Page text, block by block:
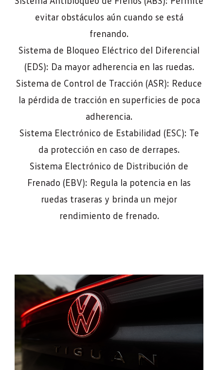
evitar obstáculos aún cuando se está
frenando.
Sistema de Bloqueo Eléctrico del Diferencial
(EDS): Da mayor adherencia en las ruedas.
Sistema de Control de Tracción (ASR): Reduce
la pérdida de tracción en superficies de poca
adherencia.
Sistema Electrónico de Estabilidad (ESC): Te
da protección en caso de derrapes.
Sistema Electrónico de Distribución de
Frenado (EBV): Regula la potencia en las
ruedas traseras y brinda un mejor
rendimiento de frenado.